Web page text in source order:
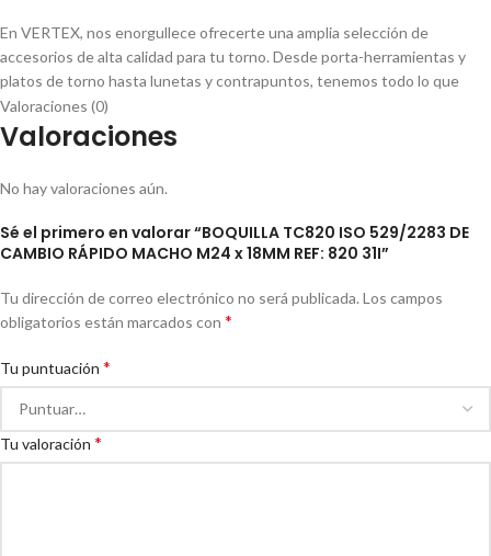
Download/Descargar
En VERTEX, nos enorgullece ofrecerte una amplia selección de
accesorios de alta calidad para tu torno. Desde porta-herramientas y
platos de torno hasta lunetas y contrapuntos, tenemos todo lo que
necesitas para llevar tus proyectos al siguiente nivel.
más altos estándares de calidad para garantizar un rendimiento óptimo y
durabilidad a largo plazo. Además, nuestra amplia gama de productos
Valoraciones (0)
Valoraciones
No hay valoraciones aún.
Sé el primero en valorar “BOQUILLA TC820 ISO 529/2283 DE
CAMBIO RÁPIDO MACHO M24 x 18MM REF: 820 31I”
Tu dirección de correo electrónico no será publicada. Los campos
obligatorios están marcados con *
Tu puntuación *
Tu valoración *